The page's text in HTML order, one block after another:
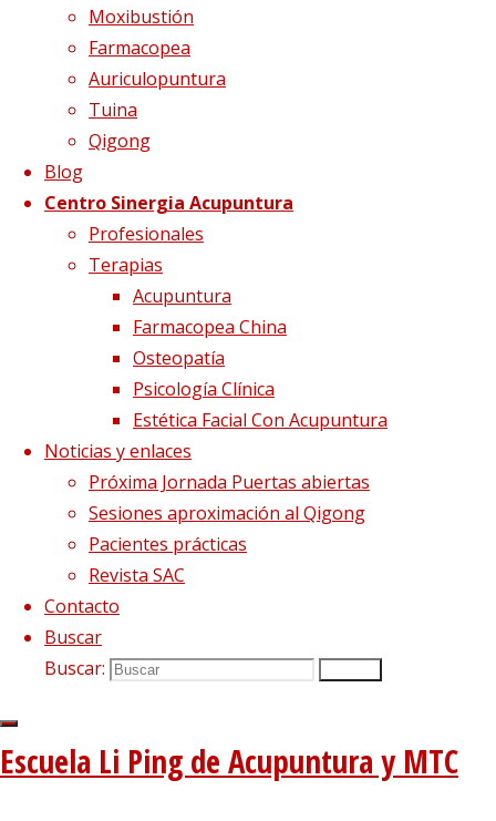
Moxibustión
Farmacopea
Auriculopuntura
Tuina
Qigong
Blog
Centro Sinergia Acupuntura
Profesionales
Terapias
Acupuntura
Farmacopea China
Osteopatía
Psicología Clínica
Estética Facial Con Acupuntura
Noticias y enlaces
Próxima Jornada Puertas abiertas
Sesiones aproximación al Qigong
Pacientes prácticas
Revista SAC
Contacto
Buscar
Buscar:
Escuela Li Ping de Acupuntura y MTC
Adrià Coromina
ADRIÀ COROMINA
CODERCH
Se diplomó en
cursó estudios y prácticas de medicina